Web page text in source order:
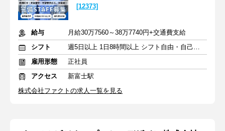
[12373]
給与
月給30万7560～38万7740円+交通費支給
シフト
週5日以上 1日8時間以上 シフト自由・自己申告
雇用形態
正社員
アクセス
新富士駅
株式会社ファクトの求人一覧を見る